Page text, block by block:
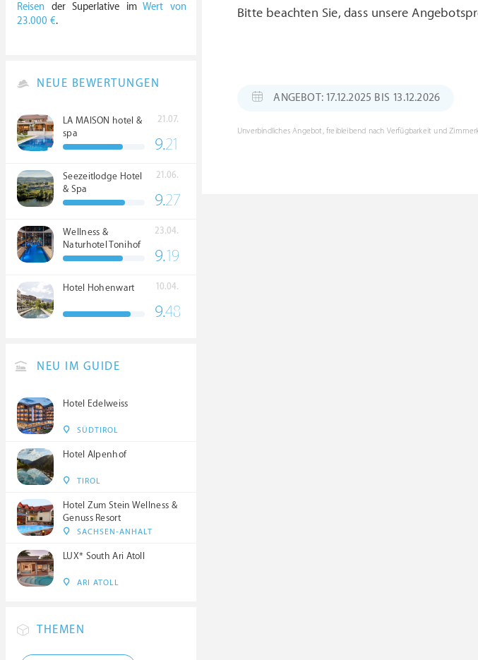
Bitte beachten Sie, dass unsere
ANGEBOT: 17.12.2025 BIS 13.12.2026
Unverbindliches Angebot, freibleibend nach Verfügbarkeit und
Reisen der Superlative imWert von
23.000 €.
NEUE BEWERTUNGEN
LA MAISON hotel &
spa
21.07.
9.21
Seezeitlodge Hotel
& Spa
21.06.
9.27
Wellness &
Naturhotel Tonihof
****S
23.04.
9.19
Hotel Hohenwart 10.04.
9.48
NEU IM GUIDE
Hotel Edelweiss
SÜDTIROL
Hotel Alpenhof
TIROL
Hotel Zum Stein Wellness &
Genuss Resort
SACHSEN-ANHALT
LUX* South Ari Atoll
ARI ATOLL
THEMEN